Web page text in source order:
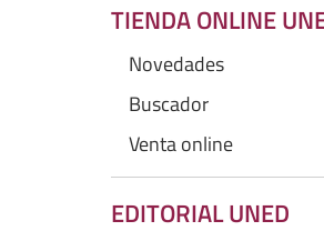
TIENDA ONLINE
Novedades
Buscador
Venta online
EDITORIAL UNED